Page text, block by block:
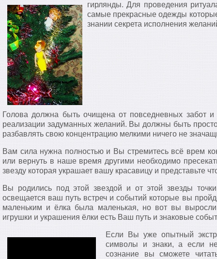
гирлянды.Для проведения
самые прекрасные одежды
знании секрета исполнения
Голова должна быть очищена от повседневных забот и
реализации задуманных желаний. Вы должны быть
разбавлять свою концентрацию мелкими ничего не
Вам сила нужна полностью и Вы стремитесь всё врем
или вернуть в наше время другими необходимо
звезду которая украшает вашу красавицу и представьте
Вы родились под этой звездой и от этой звезды
освещается ваш путь встреч и событий которые вы
маленьким и ёлка была маленькая, но вот вы
игрушки и украшения ёлки есть Ваш путь и знаковые
Если Вы уже опытный
символы и знаки, а если
сознание вы сможете